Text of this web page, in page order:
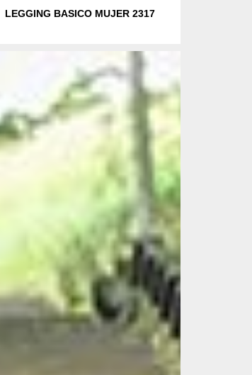
LEGGING BASICO MUJER 2317